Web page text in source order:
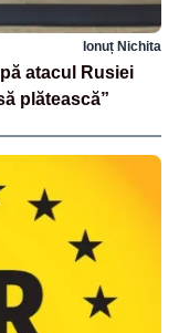
Ionuț Nichita
atacul Rusiei
plătească”